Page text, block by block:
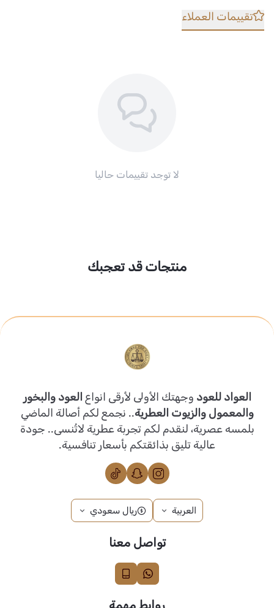
تقييمات العملاء
لا توجد تقييمات حاليا
منتجات قد تعجبك
العواد للعود وجهتك الأولى لأرقى انواع العود والبخور
والمعمول والزيوت العطرية.. نجمع لكم أصالة الماضي
بلمسه عصرية، لنقدم لكم تجربة عطرية لاتُنسى.. جودة
عالية تليق بذائقتكم بأسعار تنافسية.
العربية ريال سعودي
تواصل معنا
روابط مهمة